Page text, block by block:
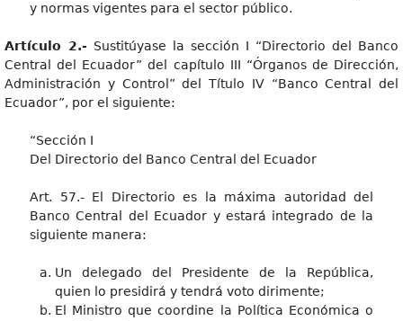
y normas vigentes para el sector público.
Artículo 2.- Sustitúyase la sección I “Directorio del Banco
Central del Ecuador” del capítulo III “Órganos de Dirección,
Administración y Control” del Título IV “Banco Central del
Ecuador”, por el siguiente:
“Sección I
Del Directorio del Banco Central del Ecuador
Art. 57.- El Directorio es la máxima autoridad del
Banco Central del Ecuador y estará integrado de la
siguiente manera:
Un delegado del Presidente de la República,
quien lo presidirá y tendrá voto dirimente;
El Ministro que coordine la Política Económica o